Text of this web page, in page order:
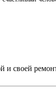
и своей